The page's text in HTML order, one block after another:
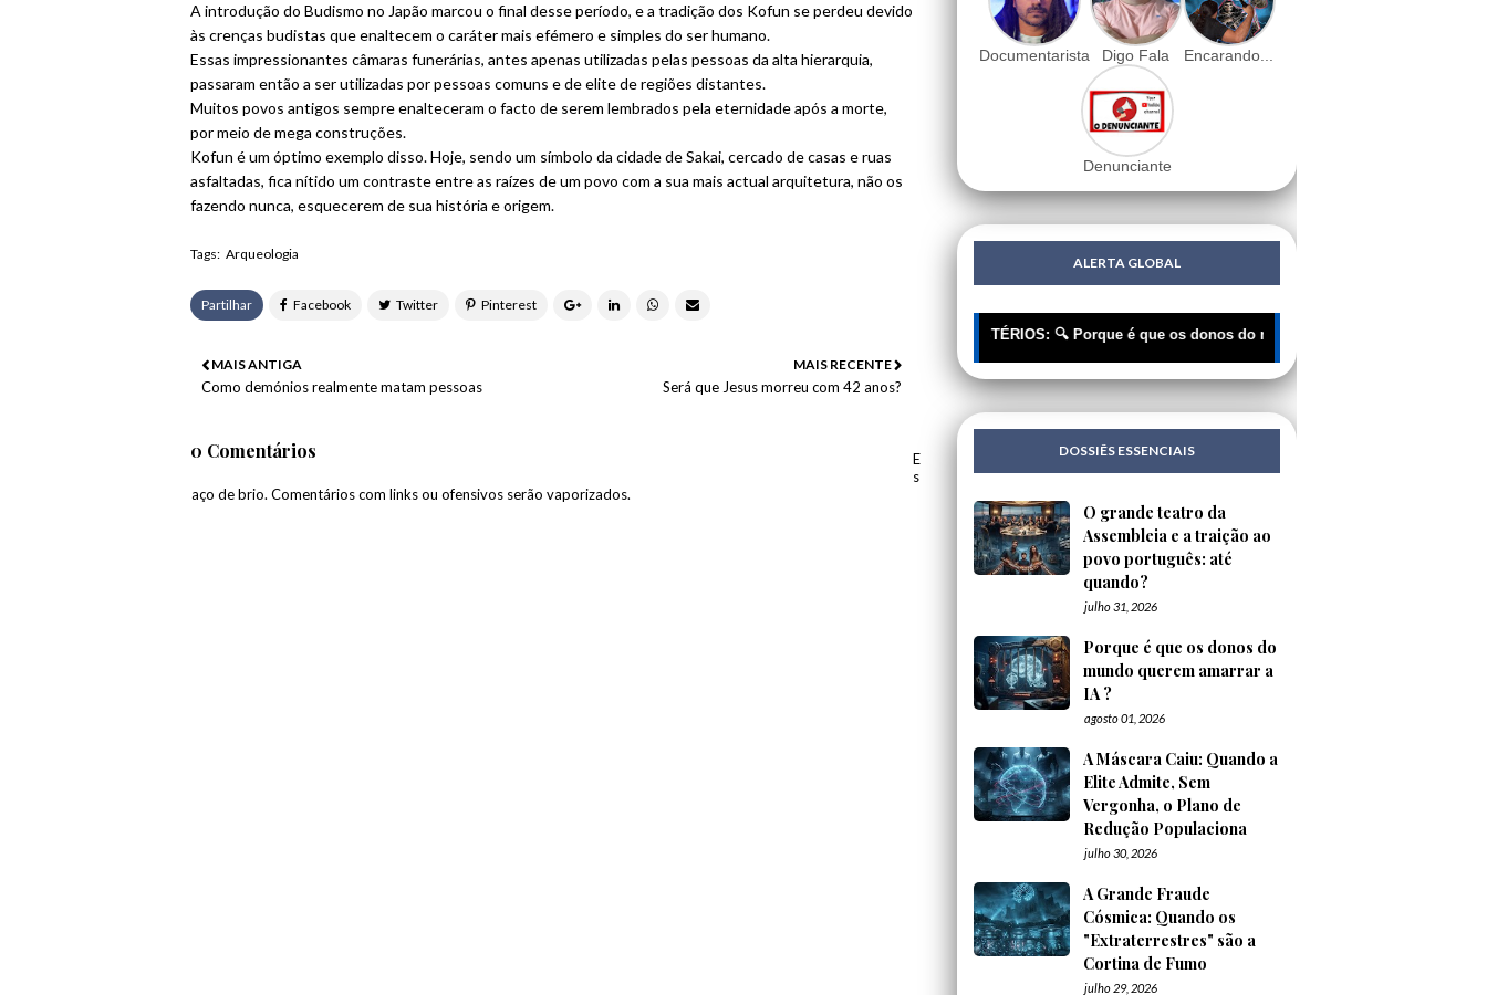
A introdução do Budismo no Japão marcou o final desse período, e a tradição dos Kofun se perdeu devido
às crenças budistas que enaltecem o caráter mais efémero e simples do ser humano.
Essas impressionantes câmaras funerárias, antes apenas utilizadas pelas pessoas da alta hierarquia,
passaram então a ser utilizadas por pessoas comuns e de elite de regiões distantes.
Muitos povos antigos sempre enalteceram o facto de serem lembrados pela eternidade após a morte,
por meio de mega construções.
Kofun é um óptimo exemplo disso. Hoje, sendo um símbolo da cidade de Sakai, cercado de casas e ruas
asfaltadas, fica nítido um contraste entre as raízes de um povo com a sua mais actual arquitetura, não os
fazendo nunca, esquecerem de sua história e origem.
Tags: Arqueologia
Partilhar
MAIS RECENTE
Será que Jesus morreu com 42 anos?
MAIS ANTIGA
Como demónios realmente matam pessoas
0 Comentários
E
s
paço de brio. Comentários com links ou ofensivos serão vaporizados.
Documentarista Digo Fala Encarando...
Denunciante
ALERTA GLOBAL
🔥 ÚLTIMOS MISTÉRIOS: 🔍 Porque é que os donos do mundo querem amarrar a IA ? | 🔍 O
DOSSIÊS ESSENCIAIS
O grande teatro da
Assembleia e a traição ao
povo português: até
quando?
julho 31, 2026
Porque é que os donos do
mundo querem amarrar a
IA ?
agosto 01, 2026
A Máscara Caiu: Quando a
Elite Admite, Sem
Vergonha, o Plano de
Redução Populaciona
julho 30, 2026
A Grande Fraude
Cósmica: Quando os
"Extraterrestres" são a
Cortina de Fumo
julho 29, 2026